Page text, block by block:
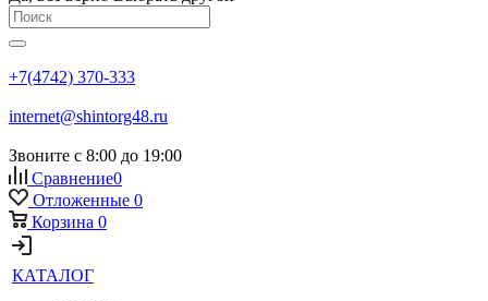
+7(4742) 370-333
internet@shintorg48.ru
Звоните с 8:00 до 19:00
Сравнение0
Отложенные 0
Корзина 0
КАТАЛОГ